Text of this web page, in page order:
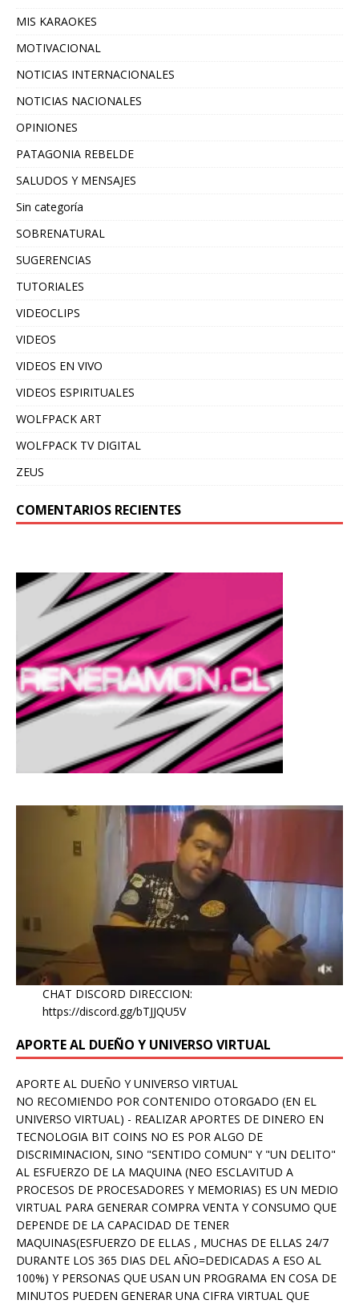
MIS KARAOKES
MOTIVACIONAL
NOTICIAS INTERNACIONALES
NOTICIAS NACIONALES
OPINIONES
PATAGONIA REBELDE
SALUDOS Y MENSAJES
Sin categoría
SOBRENATURAL
SUGERENCIAS
TUTORIALES
VIDEOCLIPS
VIDEOS
VIDEOS EN VIVO
VIDEOS ESPIRITUALES
WOLFPACK ART
WOLFPACK TV DIGITAL
ZEUS
COMENTARIOS RECIENTES
CHAT DISCORD DIRECCION:
https://discord.gg/bTJJQU5V
APORTE AL DUEÑO Y UNIVERSO VIRTUAL
APORTE AL DUEÑO Y UNIVERSO VIRTUAL
NO RECOMIENDO POR CONTENIDO OTORGADO (EN EL
UNIVERSO VIRTUAL) - REALIZAR APORTES DE DINERO EN
TECNOLOGIA BIT COINS NO ES POR ALGO DE
DISCRIMINACION, SINO "SENTIDO COMUN" Y "UN DELITO"
AL ESFUERZO DE LA MAQUINA (NEO ESCLAVITUD A
PROCESOS DE PROCESADORES Y MEMORIAS) ES UN MEDIO
VIRTUAL PARA GENERAR COMPRA VENTA Y CONSUMO QUE
DEPENDE DE LA CAPACIDAD DE TENER
MAQUINAS(ESFUERZO DE ELLAS , MUCHAS DE ELLAS 24/7
DURANTE LOS 365 DIAS DEL AÑO=DEDICADAS A ESO AL
100%) Y PERSONAS QUE USAN UN PROGRAMA EN COSA DE
MINUTOS PUEDEN GENERAR UNA CIFRA VIRTUAL QUE